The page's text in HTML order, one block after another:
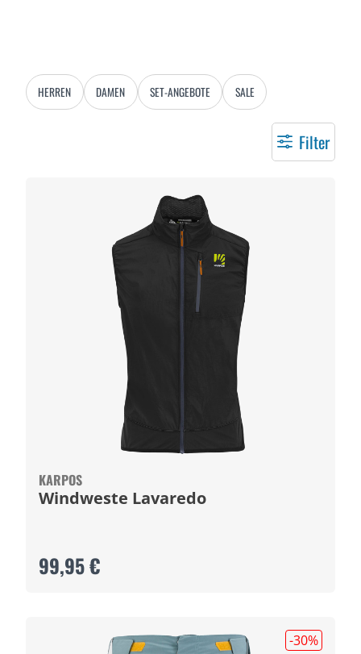
HERREN DAMEN SET-ANGEBOTE SALE
Filter
KARPOS
Windweste Lavaredo
99,95 €
-30%